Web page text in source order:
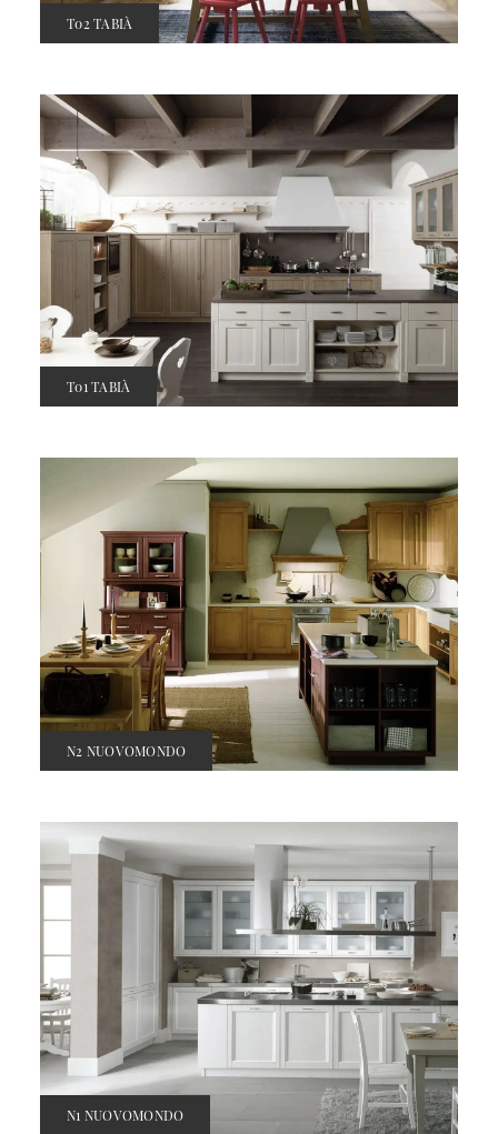
T02 TABIÀ
T01 TABIÀ
N2 NUOVOMONDO
N1 NUOVOMONDO